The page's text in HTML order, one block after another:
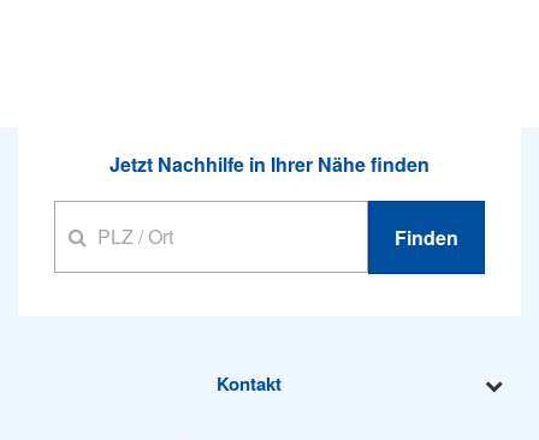
Jetzt Nachhilfe in Ihrer Nähe finden
Finden
Kontakt